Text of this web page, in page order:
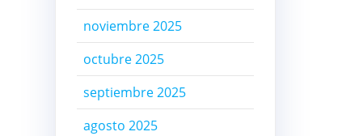
noviembre 2025
octubre 2025
septiembre 2025
agosto 2025